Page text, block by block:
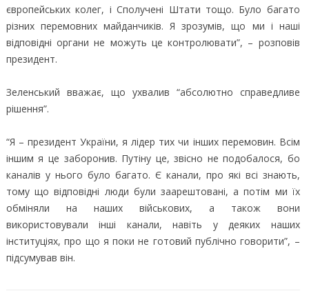
європейських колег, і Сполучені Штати тощо. Було багато
різних перемовних майданчиків. Я зрозумів, що ми і наші
відповідні органи не можуть це контролювати”, – розповів
президент.
Зеленський вважає, що ухвалив “абсолютно справедливе
рішення”.
“Я – президент України, я лідер тих чи інших перемовин. Всім
іншим я це заборонив. Путіну це, звісно не подобалося, бо
каналів у нього було багато. Є канали, про які всі знають,
тому що відповідні люди були заарештовані, а потім ми їх
обміняли на наших військових, а також вони
використовували інші канали, навіть у деяких наших
інституціях, про що я поки не готовий публічно говорити”, –
підсумував він.